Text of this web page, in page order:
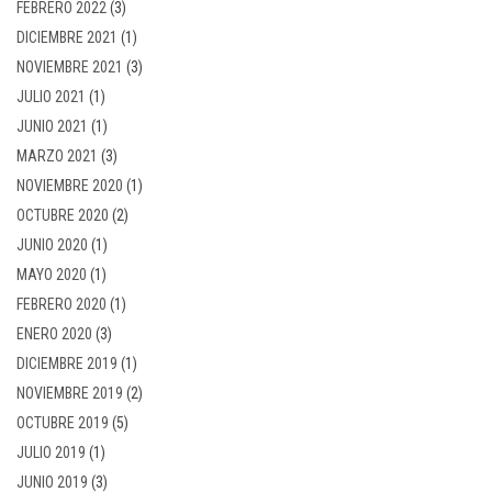
FEBRERO 2022 (3)
DICIEMBRE 2021 (1)
NOVIEMBRE 2021 (3)
JULIO 2021 (1)
JUNIO 2021 (1)
MARZO 2021 (3)
NOVIEMBRE 2020 (1)
OCTUBRE 2020 (2)
JUNIO 2020 (1)
MAYO 2020 (1)
FEBRERO 2020 (1)
ENERO 2020 (3)
DICIEMBRE 2019 (1)
NOVIEMBRE 2019 (2)
OCTUBRE 2019 (5)
JULIO 2019 (1)
JUNIO 2019 (3)